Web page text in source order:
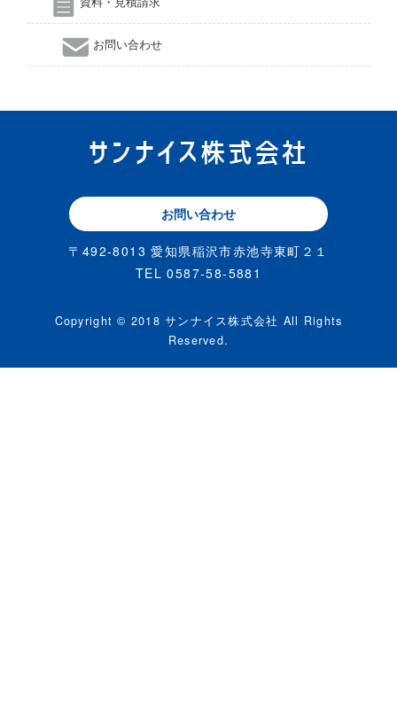
お問い合わせ
お問い合わせ
〒492-8013 愛知県稲沢市赤池寺東町２１
TEL 0587-58-5881
Copyright © 2018 サンナイス株式会社 All Rights
Reserved.